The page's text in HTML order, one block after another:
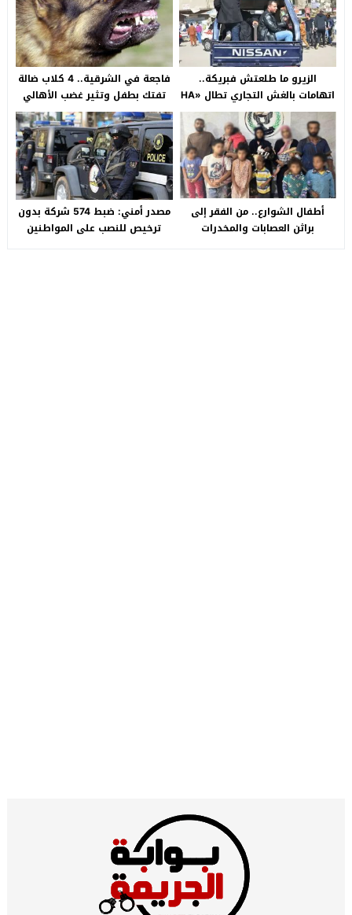
الزيرو ما طلعتش فبريكة..
اتهامات بالغش التجاري تطال «HA
Auto التجمع».. شكوى شراء
سيارة بـ3 ملايين جنيه تفجّر الأزمة
فاجعة في الشرقية.. 4 كلاب ضالة
تفتك بطفل وتثير غضب الأهالي
بالصالحية الجديدة
أطفال الشوارع.. من الفقر إلى
براثن العصابات والمخدرات
مصدر أمني: ضبط 574 شركة بدون
ترخيص للنصب على المواطنين